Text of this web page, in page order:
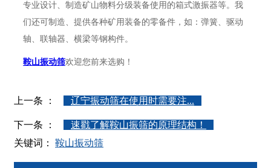
专业设计、制造矿山物料分级装备使用的箱式激振器等。我
们还可制造、提供各种矿用装备的零备件，如：弹簧、驱动
轴、联轴器、横梁等钢构件。
鞍山振动筛欢迎您前来选购！
上一条 ： 辽宁振动筛在使用时需要注...
下一条 ：
速戳了解鞍山振筛的原理结构！
关键词： 鞍山振动筛